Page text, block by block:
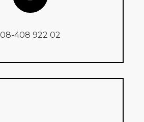
08-408 922 02